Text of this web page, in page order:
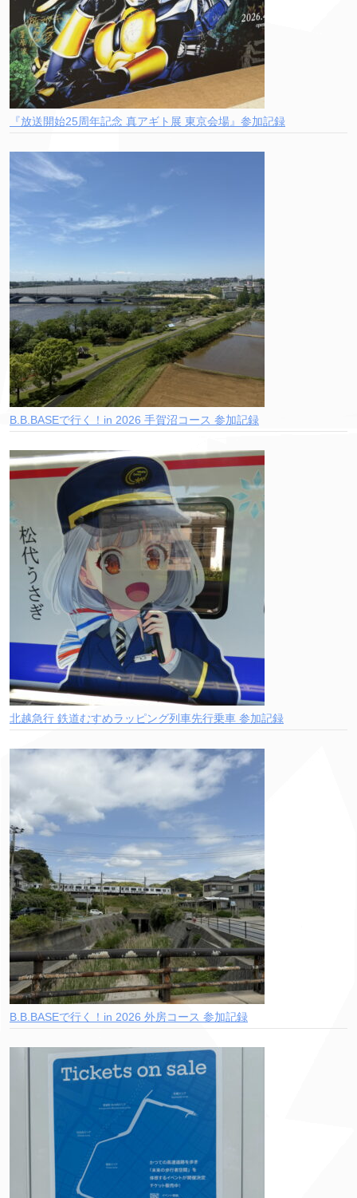
『放送開始25周年記念 真アギト展 東京会場』参加記録
B.B.BASEで行く！in 2026 手賀沼コース 参加記録
北越急行 鉄道むすめラッピング列車先行乗車 参加記録
B.B.BASEで行く！in 2026 外房コース 参加記録